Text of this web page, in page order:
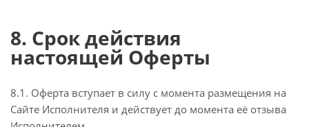
8. Срок действия
настоящей Оферты
8.1. Оферта вступает в силу с момента размещения на
Сайте Исполнителя и действует до момента её отзыва